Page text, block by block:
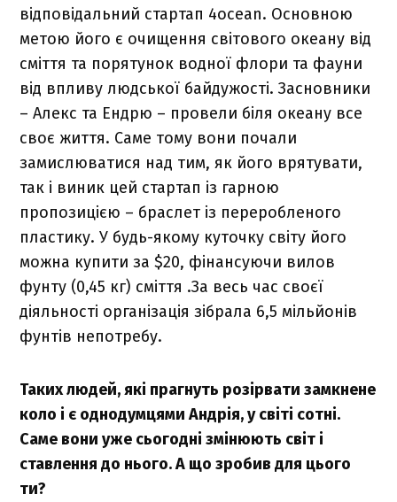
відповідальний стартап 4ocean. Основною
метою його є очищення світового океану від
сміття та порятунок водної флори та фауни
від впливу людської байдужості. Засновники
– Алекс та Ендрю – провели біля океану все
своє життя. Саме тому вони почали
замислюватися над тим, як його врятувати,
так і виник цей стартап із гарною
пропозицією – браслет із переробленого
пластику. У будь-якому куточку світу його
можна купити за $20, фінансуючи вилов
фунту (0,45 кг) сміття .За весь час своєї
діяльності організація зібрала 6,5 мільйонів
фунтів непотребу.
Таких людей, які прагнуть розірвати замкнене
коло і є однодумцями Андрія, у світі сотні.
Саме вони уже сьогодні змінюють світ і
ставлення до нього. А що зробив для цього
ти?